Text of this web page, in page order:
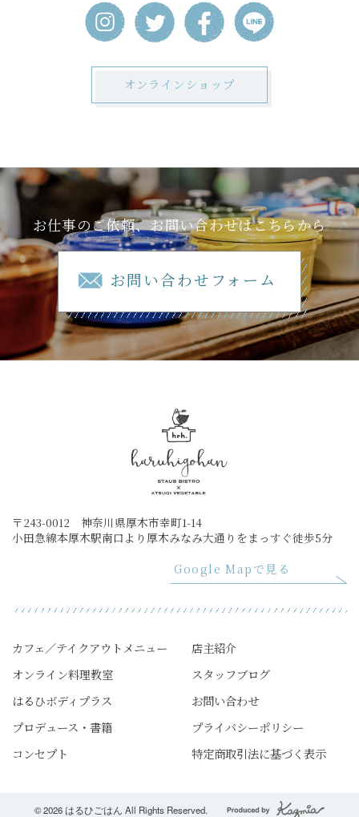
オンラインショップ
お仕事のご依頼、お問い合わせはこちらから
お問い合わせフォーム
〒243-0012 神奈川県厚木市幸町1-14
小田急線本厚木駅南口より厚木みなみ大通りをまっすぐ徒歩5分
Google Mapで見る
カフェ／テイクアウトメニュー
オンライン料理教室
はるひボディプラス
プロデュース・書籍
コンセプト
店主紹介
スタッフブログ
お問い合わせ
プライバシーポリシー
特定商取引法に基づく表示
© 2026 はるひごはん All Rights Reserved.